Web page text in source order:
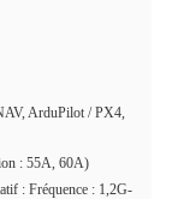
ArduPilot / PX4,
: 55A, 60A)
: Fréquence : 1,2G-